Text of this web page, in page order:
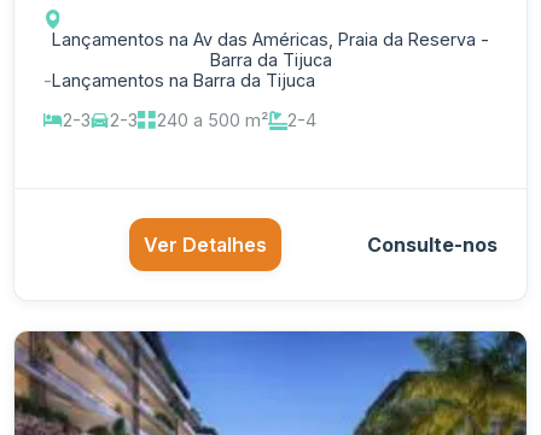
Lançamentos na Av das Américas, Praia da Reserva -
Barra da Tijuca
-Lançamentos na Barra da Tijuca
2-3
2-3 240 a 500 m² 2-4
Ver Detalhes Consulte-nos